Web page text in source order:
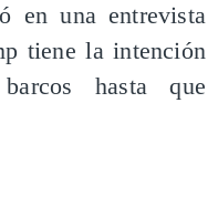
en una entrevista
tiene la intención
hasta que